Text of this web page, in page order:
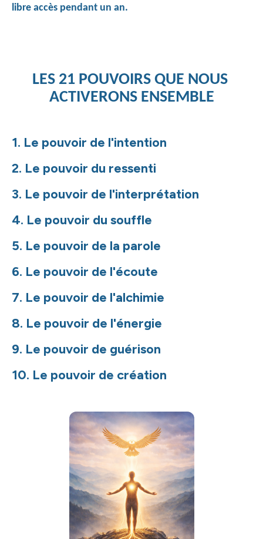
libre accès pendant un an.
LES 21 POUVOIRS QUE NOUS
ACTIVERONS ENSEMBLE
1. Le pouvoir de l'intention
2. Le pouvoir du ressenti
3. Le pouvoir de l'interprétation
4. Le pouvoir du souffle
5. Le pouvoir de la parole
6. Le pouvoir de l'écoute
7. Le pouvoir de l'alchimie
8. Le pouvoir de l'énergie
9. Le pouvoir de guérison
10. Le pouvoir de création